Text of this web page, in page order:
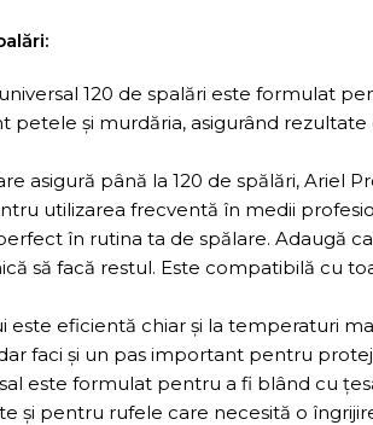
120 de spalări este formulat
petele și murdăria, asigurând
asigură până la 120 de spălări,
utilizarea frecventă în medii
în rutina ta de spălare.
să facă restul. Este compatibilă cu
este eficientă chiar și la temperaturi
faci și un pas important pentru
este formulat pentru a fi blând cu
și pentru rufele care necesită o